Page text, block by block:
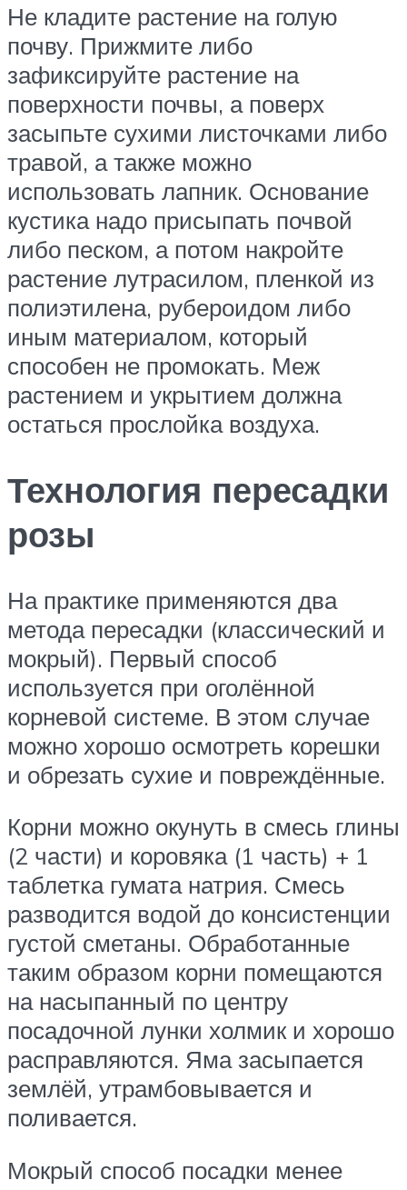
Не кладите растение на голую
почву. Прижмите либо
зафиксируйте растение на
поверхности почвы, а поверх
засыпьте сухими листочками либо
травой, а также можно
использовать лапник. Основание
кустика надо присыпать почвой
либо песком, а потом накройте
растение лутрасилом, пленкой из
полиэтилена, рубероидом либо
иным материалом, который
способен не промокать. Меж
растением и укрытием должна
остаться прослойка воздуха.
Технология пересадки
розы
На практике применяются два
метода пересадки (классический и
мокрый). Первый способ
используется при оголённой
корневой системе. В этом случае
можно хорошо осмотреть корешки
и обрезать сухие и повреждённые.
Корни можно окунуть в смесь глины
(2 части) и коровяка (1 часть) + 1
таблетка гумата натрия. Смесь
разводится водой до консистенции
густой сметаны. Обработанные
таким образом корни помещаются
на насыпанный по центру
посадочной лунки холмик и хорошо
расправляются. Яма засыпается
землёй, утрамбовывается и
поливается.
Мокрый способ посадки менее